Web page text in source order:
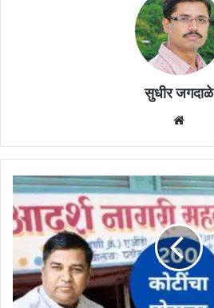
सुधीर जगदाळे
आदर्श
सहकारी
पतसंस्थेच्या
ठेविदारांचे
पैसे
परत
मिळणार,